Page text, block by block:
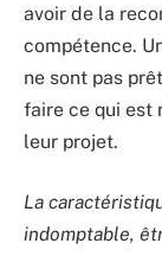
avoir de la
compétence.
ne sont pas
faire ce qui est
leur projet.
La
indomptable,